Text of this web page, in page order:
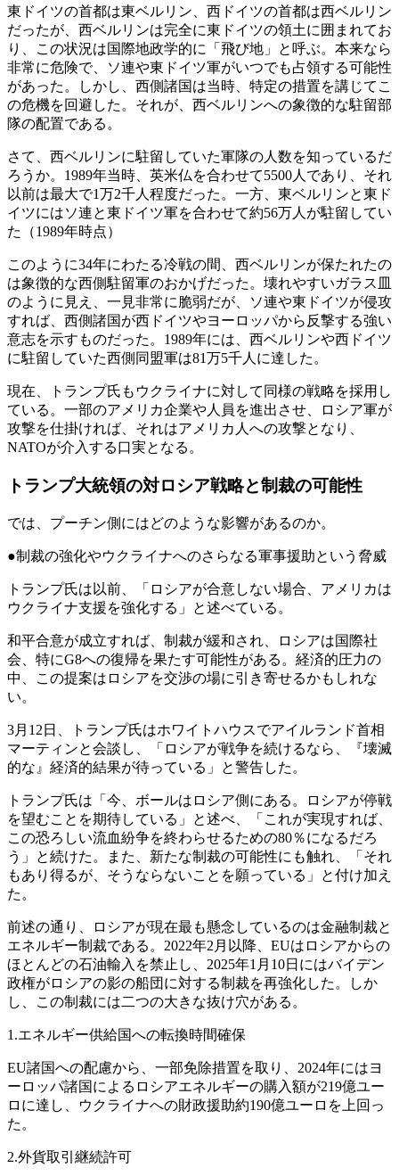
東ドイツの首都は東ベルリン、西ドイツの首都は西ベルリン
だったが、西ベルリンは完全に東ドイツの領土に囲まれてお
り、この状況は国際地政学的に「飛び地」と呼ぶ。本来なら
非常に危険で、ソ連や東ドイツ軍がいつでも占領する可能性
があった。しかし、西側諸国は当時、特定の措置を講じてこ
の危機を回避した。それが、西ベルリンへの象徴的な駐留部
隊の配置である。
さて、西ベルリンに駐留していた軍隊の人数を知っているだ
ろうか。1989年当時、英米仏を合わせて5500人であり、それ
以前は最大で1万2千人程度だった。一方、東ベルリンと東ド
イツにはソ連と東ドイツ軍を合わせて約56万人が駐留してい
た（1989年時点）
このように34年にわたる冷戦の間、西ベルリンが保たれたの
は象徴的な西側駐留軍のおかげだった。壊れやすいガラス皿
のように見え、一見非常に脆弱だが、ソ連や東ドイツが侵攻
すれば、西側諸国が西ドイツやヨーロッパから反撃する強い
意志を示すものだった。1989年には、西ベルリンや西ドイツ
に駐留していた西側同盟軍は81万5千人に達した。
現在、トランプ氏もウクライナに対して同様の戦略を採用し
ている。一部のアメリカ企業や人員を進出させ、ロシア軍が
攻撃を仕掛ければ、それはアメリカ人への攻撃となり、
NATOが介入する口実となる。
トランプ大統領の対ロシア戦略と制裁の可能性
では、プーチン側にはどのような影響があるのか。
●制裁の強化やウクライナへのさらなる軍事援助という脅威
トランプ氏は以前、「ロシアが合意しない場合、アメリカは
ウクライナ支援を強化する」と述べている。
和平合意が成立すれば、制裁が緩和され、ロシアは国際社
会、特にG8への復帰を果たす可能性がある。経済的圧力の
中、この提案はロシアを交渉の場に引き寄せるかもしれな
い。
3月12日、トランプ氏はホワイトハウスでアイルランド首相
マーティンと会談し、「ロシアが戦争を続けるなら、『壊滅
的な』経済的結果が待っている」と警告した。
トランプ氏は「今、ボールはロシア側にある。ロシアが停戦
を望むことを期待している」と述べ、「これが実現すれば、
この恐ろしい流血紛争を終わらせるための80％になるだろ
う」と続けた。また、新たな制裁の可能性にも触れ、「それ
もあり得るが、そうならないことを願っている」と付け加え
た。
前述の通り、ロシアが現在最も懸念しているのは金融制裁と
エネルギー制裁である。2022年2月以降、EUはロシアからの
ほとんどの石油輸入を禁止し、2025年1月10日にはバイデン
政権がロシアの影の船団に対する制裁を再強化した。しか
し、この制裁には二つの大きな抜け穴がある。
1.エネルギー供給国への転換時間確保
EU諸国への配慮から、一部免除措置を取り、2024年にはヨ
ーロッパ諸国によるロシアエネルギーの購入額が219億ユー
ロに達し、ウクライナへの財政援助約190億ユーロを上回っ
た。
2.外貨取引継続許可